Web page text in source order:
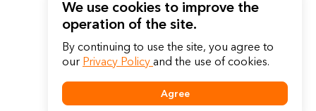
We use cookies to improve the
operation of the site.
By continuing to use the site, you agree to
our Privacy Policy and the use of cookies.
Agree